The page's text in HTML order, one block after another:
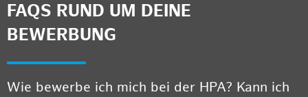
FAQS RUND UM DEINE
BEWERBUNG
Wie bewerbe ich mich bei der HPA? Kann ich